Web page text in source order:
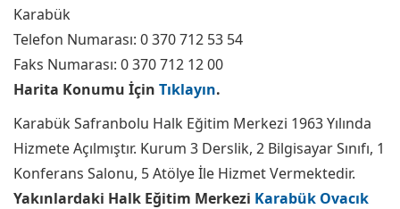
Karabük
Telefon Numarası: 0 370 712 53 54
Faks Numarası: 0 370 712 12 00
Harita Konumu İçin Tıklayın.
Karabük Safranbolu Halk Eğitim Merkezi 1963 Yılında
Hizmete Açılmıştır. Kurum 3 Derslik, 2 Bilgisayar Sınıfı, 1
Konferans Salonu, 5 Atölye İle Hizmet Vermektedir.
Yakınlardaki Halk Eğitim Merkezi Karabük Ovacık